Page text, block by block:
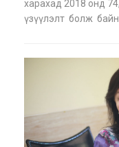
харахад 2018 онд
үзүүлэлт болж